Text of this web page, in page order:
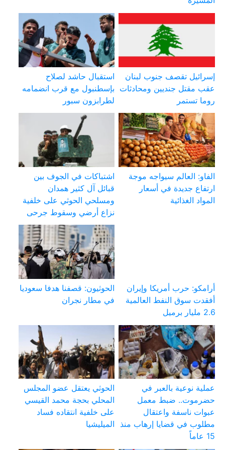
إسرائيل تقصف جنوب لبنان
عقب مقتل جنديين ومحادثات
روما تستمر
استقبال حاشد لصلاح
بإسطنبول مع قرب انضمامه
لطرابزون سبور
الفاو: العالم سيواجه موجة
ارتفاع جديدة في أسعار
المواد الغذائية
اشتباكات في الجوف بين
قبائل آل كثير همدان
ومسلحي الحوثي على خلفية
نزاع أرضي وسقوط جرحى
أرامكو: حرب أمريكا وإيران
أفقدت سوق النفط العالمية
2.6 مليار برميل
الحوثيون: قصفنا هدفا سعوديا
في مطار نجران
عملية نوعية بالعبر في
حضرموت.. ضبط معمل
عبوات ناسفة واعتقال
مطلوب في قضايا إرهاب منذ
15 عاماً
الحوثي يعتقل عضو المجلس
المحلي بحجة محمد القيسي
على خلفية انتقاده فساد
الميليشيا